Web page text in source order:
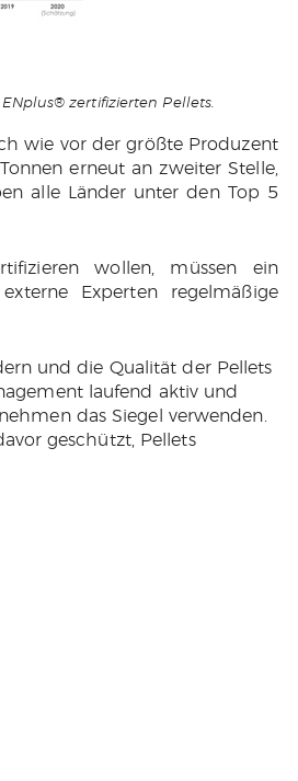
zertifizierten Pellets.
wie vor der größte Produzent
erneut an zweiter Stelle,
alle Länder unter den Top 5
wollen, müssen ein
Experten regelmäßige
und die Qualität der Pellets
laufend aktiv und
das Siegel verwenden.
geschützt, Pellets